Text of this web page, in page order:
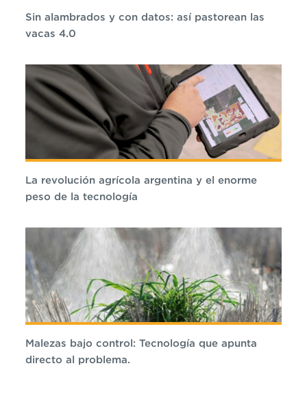
Sin alambrados y con datos: así pastorean las
vacas 4.0
La revolución agrícola argentina y el enorme
peso de la tecnología
Malezas bajo control: Tecnología que apunta
directo al problema.